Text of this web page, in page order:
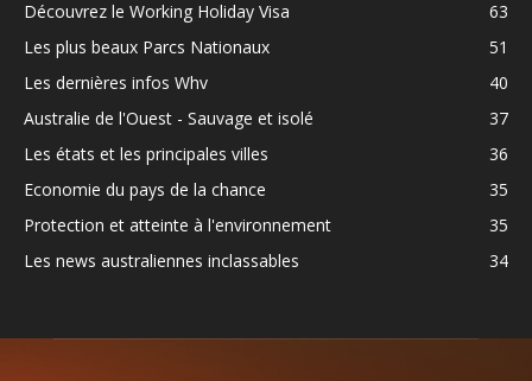
Découvrez le Working Holiday Visa
63
Les plus beaux Parcs Nationaux
51
Les dernières infos Whv
40
Australie de l'Ouest - Sauvage et isolé
37
Les états et les principales villes
36
Economie du pays de la chance
35
Protection et atteinte à l'environnement
35
Les news australiennes inclassables
34